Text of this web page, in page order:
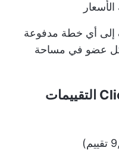
أي خطة مدفوعة
لكل عضو في مساحة
ClickUp التقييمات